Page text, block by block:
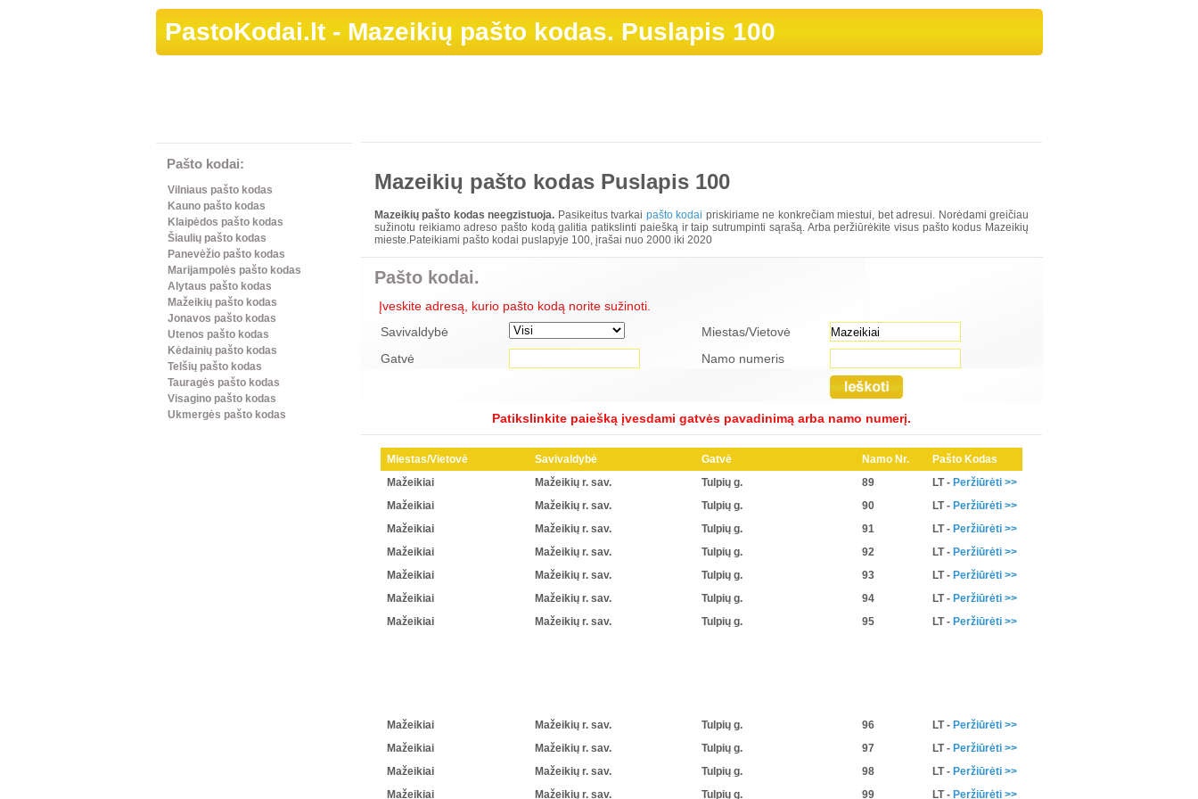
PastoKodai.lt- Mazeikių pašto kodas. Puslapis 100
Pašto kodai:
Vilniaus pašto kodas
Kauno pašto kodas
Klaipėdos pašto kodas
Šiaulių pašto kodas
Panevėžio pašto kodas
Marijampolės pašto kodas
Alytaus pašto kodas
Mažeikių pašto kodas
Jonavos pašto kodas
Utenos pašto kodas
Kėdainių pašto kodas
Telšių pašto kodas
Tauragės pašto kodas
Visagino pašto kodas
Ukmergės pašto kodas
Mazeikių pašto kodas Puslapis 100
Mazeikių pašto kodas neegzistuoja. Pasikeitus tvarkai pašto kodai priskiriame ne konkrečiam miestui, bet adresui. Norėdami greičiau
sužinotu reikiamo adreso pašto kodą galitia patikslinti paiešką ir taip sutrumpinti sąrašą. Arba peržiūrėkite visus pašto kodus Mazeikių
mieste.Pateikiami pašto kodai puslapyje 100, įrašai nuo 2000 iki 2020
Pašto kodai.
Įveskite adresą, kurio pašto kodą norite sužinoti.
Savivaldybė
Miestas/Vietovė
Gatvė
Namo numeris
Patikslinkite paiešką įvesdami gatvės pavadinimą arba namo numerį.
Miestas/Vietovė Savivaldybė Gatvė Namo Nr.
Pašto Kodas
Mažeikiai
Mažeikių r. sav. Tulpių g. 89 LT- Peržiūrėti >>
Mažeikiai
Mažeikių r. sav. Tulpių g. 90 LT- Peržiūrėti >>
Mažeikiai
Mažeikių r. sav. Tulpių g. 91 LT- Peržiūrėti >>
Mažeikiai
Mažeikių r. sav. Tulpių g. 92 LT- Peržiūrėti >>
Mažeikiai
Mažeikių r. sav. Tulpių g. 93 LT- Peržiūrėti >>
Mažeikiai
Mažeikių r. sav. Tulpių g. 94 LT- Peržiūrėti >>
Mažeikiai
Mažeikių r. sav. Tulpių g. 95 LT- Peržiūrėti >>
Mažeikiai Mažeikių r. sav. Tulpių g. 96 LT- Peržiūrėti >>
Mažeikiai
Mažeikių r. sav. Tulpių g. 97 LT- Peržiūrėti >>
Mažeikiai
Mažeikių r. sav. Tulpių g. 98 LT- Peržiūrėti >>
Mažeikiai
Mažeikių r. sav. Tulpių g. 99 LT- Peržiūrėti >>